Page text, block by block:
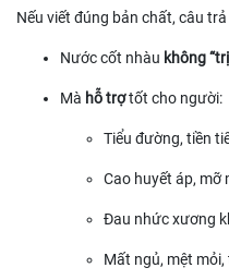
Nếu viết đúng bản chất, câu
Nước cốt nhàu không
Mà hỗ trợtốt cho người:
Tiểu đường, tiền
Cao huyết áp, mỡ
Đau nhức xương
Mất ngủ, mệt